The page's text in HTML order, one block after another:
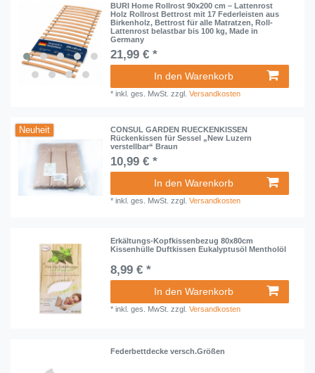
BURI Home Rollrost 90x200 cm – Lattenrost
Holz Rollrost Bettrost mit 17 Federleisten aus
Birkenholz, Bettrost für alle Matratzen, Roll-
Lattenrost belastbar bis 100 kg, Made in
Germany
21,99 € *
In den Warenkorb
*inkl. ges. MwSt. zzgl.Versandkosten
Neuheit
CONSUL GARDEN RUECKENKISSEN
Rückenkissen für Sessel „New Luzern
verstellbar“ Braun
10,99 € *
In den Warenkorb
*inkl. ges. MwSt. zzgl.Versandkosten
Erkältungs-Kopfkissenbezug 80x80cm
Kissenhülle Duftkissen Eukalyptusöl Mentholöl
8,99 € *
In den Warenkorb
*inkl. ges. MwSt. zzgl.Versandkosten
Federbettdecke versch.Größen